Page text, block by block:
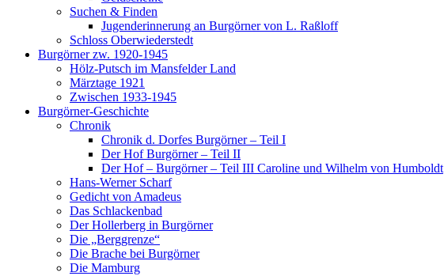
Suchen & Finden
Jugenderinnerung an Burgörner von L. Raßloff
Schloss Oberwiederstedt
Burgörner zw. 1920-1945
Hölz-Putsch im Mansfelder Land
Märztage 1921
Zwischen 1933-1945
Burgörner-Geschichte
Chronik
Chronik d. Dorfes Burgörner – Teil I
Der Hof Burgörner – Teil II
Der Hof – Burgörner – Teil III Caroline und Wilhelm von Humboldt
Hans-Werner Scharf
Gedicht von Amadeus
Das Schlackenbad
Der Hollerberg in Burgörner
Die „Berggrenze“
Die Brache bei Burgörner
Die Mamburg